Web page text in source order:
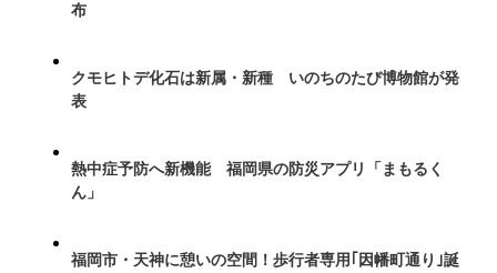
布
クモヒトデ化石は新属・新種 いのちのたび博物館が発
表
熱中症予防へ新機能 福岡県の防災アプリ「まもるく
ん」
福岡市・天神に憩いの空間！歩行者専用｢因幡町通り｣誕